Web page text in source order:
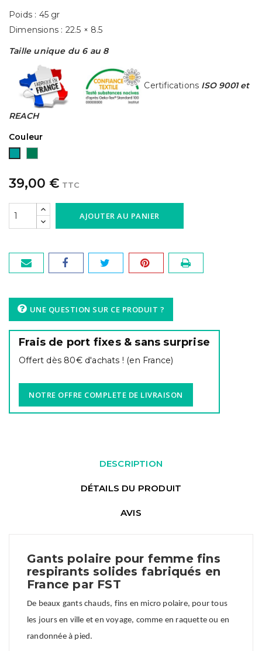
Poids : 45 gr
Dimensions : 22.5 × 8.5
Taille unique du 6 au 8
Certifications ISO 9001 et
REACH
Couleur
Bleu
39,00 € TTC
AJOUTER AU PANIER
UNE QUESTION SUR CE PRODUIT ?
Frais de port fixes & sans surprise
Offert dès 80€ d'achats ! (en France)
NOTRE OFFRE COMPLETE DE LIVRAISON
DESCRIPTION
DÉTAILS DU PRODUIT
AVIS
Gants polaire pour femme fins
respirants solides fabriqués en
France par FST
De beaux gants chauds, fins en micro polaire, pour tous
les jours en ville et en voyage, comme en raquette ou en
randonnée à pied.